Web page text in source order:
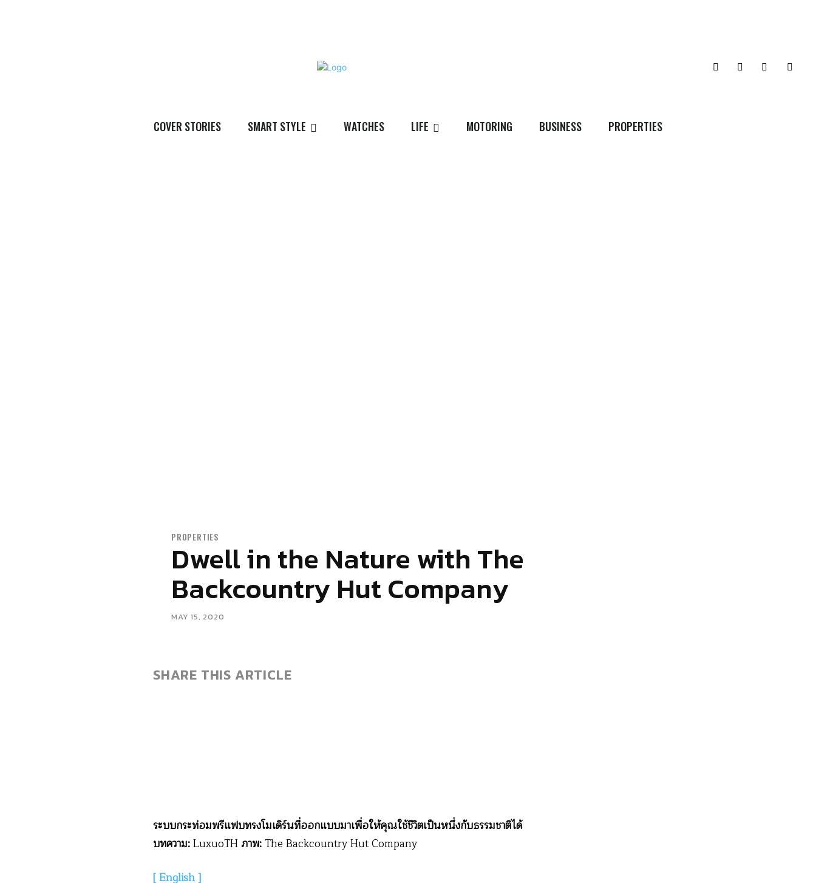
COVER STORIES SMART STYLE WATCHES LIFE MOTORING BUSINESS PROPERTIES
PROPERTIES
Dwell in the Nature with The
Backcountry Hut Company
MAY 15, 2020
SHARE THIS ARTICLE
ระบบกระท่อมพรีแฟบทรงโมเดิร์นที่ออกแบบมาเพื่อให้คุณใช้ชีวิตเป็นหนึ่งกับธรรมชาติได้
บทความ:LuxuoTHภาพ:The Backcountry Hut Company
[ English ]